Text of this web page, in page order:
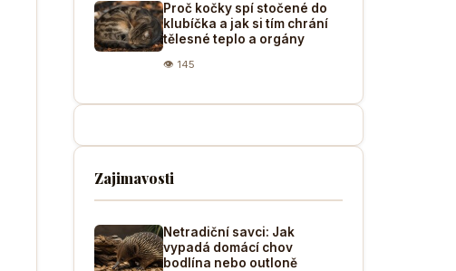
Proč kočky spí stočené do
klubíčka a jak si tím chrání
tělesné teplo a orgány
👁 145
Zajimavosti
Netradiční savci: Jak
vypadá domácí chov
bodlína nebo outloně